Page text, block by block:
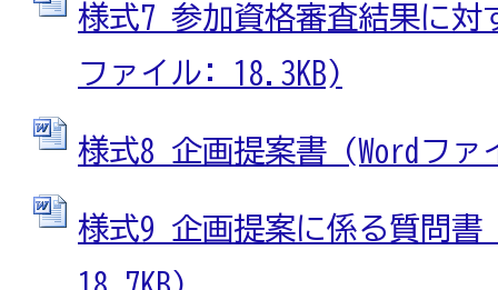
様式7 参加資格審査結果に対
ファイル: 18.3KB)
様式8 企画提案書 (Wordファ
様式9 企画提案に係る質問書
18.7KB)